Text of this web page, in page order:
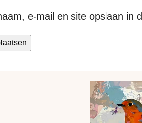
e-mail en site opslaan in